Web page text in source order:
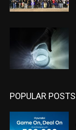
POPULAR POSTS